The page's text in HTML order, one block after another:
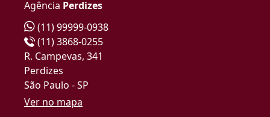
Agência Perdizes
(11) 99999-0938
(11) 3868-0255
R. Campevas, 341
Perdizes
São Paulo - SP
Ver no mapa